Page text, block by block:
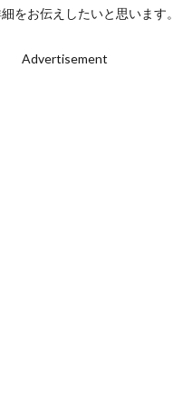
をお伝えしたいと思います。
Advertisement